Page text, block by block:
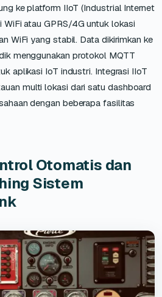
ke platform IIoT (Industrial Internet
atau GPRS/4G untuk lokasi
WiFi yang stabil. Data dikirimkan ke
menggunakan protokol MQTT
aplikasi IoT industri. Integrasi IIoT
multi lokasi dari satu dashboard
dengan beberapa fasilitas
Otomatis dan
Sistem